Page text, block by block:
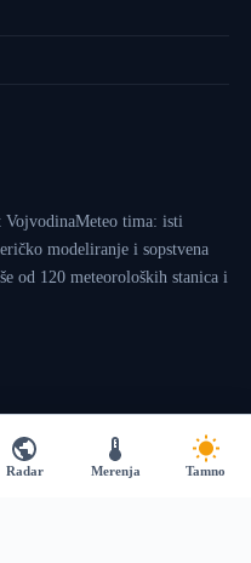
VojvodinaMeteo tima: isti
modeliranje i sopstvena
od 120 meteoroloških stanica i
- Dizajn:VM
Radar Merenja Tamno